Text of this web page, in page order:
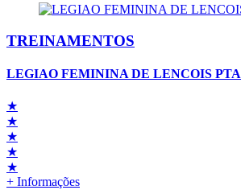
TREINAMENTOS
LEGIAO FEMININA DE LENCOIS PTA
★
★
★
★
★
+ Informações